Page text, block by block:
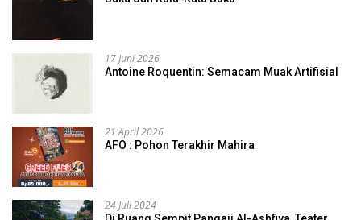
17 Juni 2026
Antoine Roquentin: Semacam Muak Artifisial
21 April 2026
AFO : Pohon Terakhir Mahira
24 Juli 2024